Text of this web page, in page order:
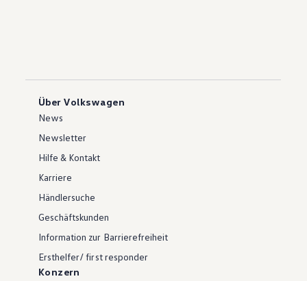
Über Volkswagen
News
Newsletter
Hilfe & Kontakt
Karriere
Händlersuche
Geschäftskunden
Information zur Barrierefreiheit
Ersthelfer/ first responder
Konzern